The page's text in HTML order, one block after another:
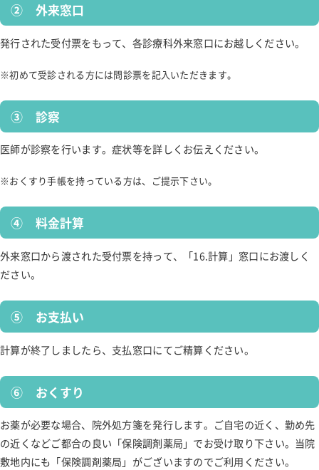
② 外来窓口
発行された受付票をもって、各診療科外来窓口にお越しください。
初めて受診される方には問診票を記入いただきます。
③ 診察
医師が診察を行います。症状等を詳しくお伝えください。
おくすり手帳を持っている方は、ご提示下さい。
④ 料金計算
外来窓口から渡された受付票を持って、「16.計算」窓口にお渡しく
ださい。
⑤ お支払い
計算が終了しましたら、支払窓口にてご精算ください。
⑥ おくすり
お薬が必要な場合、院外処方箋を発行します。ご自宅の近く、勤め先
の近くなどご都合の良い「保険調剤薬局」でお受け取り下さい。当院
敷地内にも「保険調剤薬局」がございますのでご利用ください。